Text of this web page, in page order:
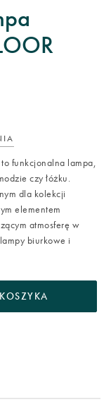
funkcjonalna lampa,
czy łóżku.
dla kolekcji
elementem
atmosferę w
biurkowe i